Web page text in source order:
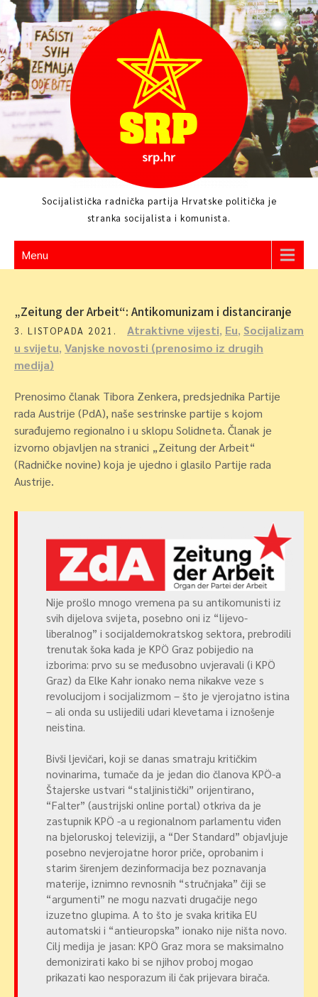
Skip
to
content
Socijalistička radnička partija Hrvatske politička je
stranka socijalista i komunista.
Menu
„Zeitung der Arbeit“: Antikomunizam i distanciranje
3. LISTOPADA 2021. Atraktivne vijesti, Eu, Socijalizam
u svijetu, Vanjske novosti (prenosimo iz drugih
medija)
Prenosimo članak Tibora Zenkera, predsjednika Partije
rada Austrije (PdA), naše sestrinske partije s kojom
surađujemo regionalno i u sklopu Solidneta. Članak je
izvorno objavljen na stranici „Zeitung der Arbeit“
(Radničke novine) koja je ujedno i glasilo Partije rada
Austrije.
Nije prošlo mnogo vremena pa su antikomunisti iz
svih dijelova svijeta, posebno oni iz “lijevo-
liberalnog” i socijaldemokratskog sektora, prebrodili
trenutak šoka kada je KPÖ Graz pobijedio na
izborima: prvo su se međusobno uvjeravali (i KPÖ
Graz) da Elke Kahr ionako nema nikakve veze s
revolucijom i socijalizmom – što je vjerojatno istina
– ali onda su uslijedili udari klevetama i iznošenje
neistina.
Bivši ljevičari, koji se danas smatraju kritičkim
novinarima, tumače da je jedan dio članova KPÖ-a
Štajerske ustvari “staljinistički” orijentirano,
“Falter” (austrijski online portal) otkriva da je
zastupnik KPÖ -a u regionalnom parlamentu viđen
na bjeloruskoj televiziji, a “Der Standard” objavljuje
posebno nevjerojatne horor priče, oprobanim i
starim širenjem dezinformacija bez poznavanja
materije, iznimno revnosnih “stručnjaka” čiji se
“argumenti” ne mogu nazvati drugačije nego
izuzetno glupima. A to što je svaka kritika EU
automatski i “antieuropska” ionako nije ništa novo.
Cilj medija je jasan: KPÖ Graz mora se maksimalno
demonizirati kako bi se njihov proboj mogao
prikazati kao nesporazum ili čak prijevara birača.